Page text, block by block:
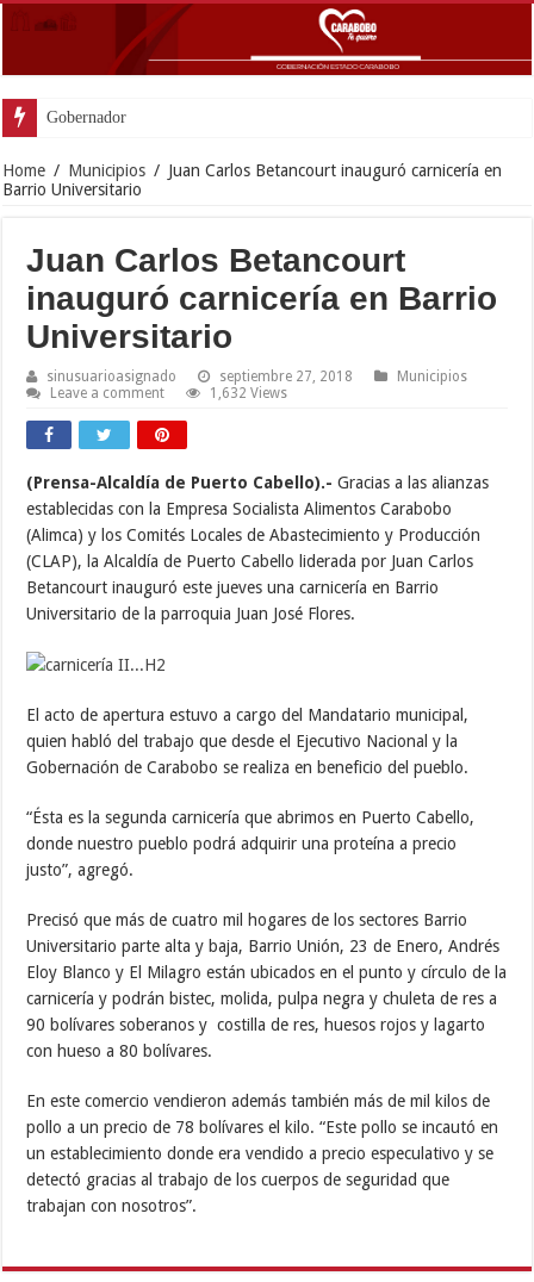
Gobernador Lacava anunció
Home / Municipios / Juan Carlos Betancourt inauguró carnicería en
Barrio Universitario
Juan Carlos Betancourt
inauguró carnicería en Barrio
Universitario
sinusuarioasignado septiembre 27, 2018
Municipios
Leave a comment
1,632 Views
(Prensa-Alcaldía de Puerto Cabello).- Gracias a las alianzas
establecidas con la Empresa Socialista Alimentos Carabobo
(Alimca) y los Comités Locales de Abastecimiento y Producción
(CLAP), la Alcaldía de Puerto Cabello liderada por Juan Carlos
Betancourt inauguró este jueves una carnicería en Barrio
Universitario de la parroquia Juan José Flores.
El acto de apertura estuvo a cargo del Mandatario municipal,
quien habló del trabajo que desde el Ejecutivo Nacional y la
Gobernación de Carabobo se realiza en beneficio del pueblo.
“Ésta es la segunda carnicería que abrimos en Puerto Cabello,
donde nuestro pueblo podrá adquirir una proteína a precio
justo”, agregó.
Precisó que más de cuatro mil hogares de los sectores Barrio
Universitario parte alta y baja, Barrio Unión, 23 de Enero, Andrés
Eloy Blanco y El Milagro están ubicados en el punto y círculo de la
carnicería y podrán bistec, molida, pulpa negra y chuleta de res a
90 bolívares soberanos y costilla de res, huesos rojos y lagarto
con hueso a 80 bolívares.
En este comercio vendieron además también más de mil kilos de
pollo a un precio de 78 bolívares el kilo. “Este pollo se incautó en
un establecimiento donde era vendido a precio especulativo y se
detectó gracias al trabajo de los cuerpos de seguridad que
trabajan con nosotros”.